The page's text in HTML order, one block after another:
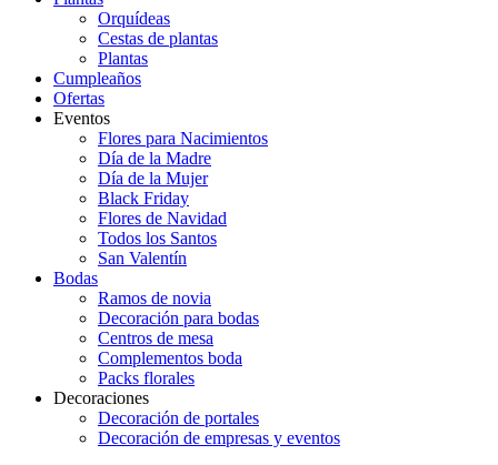
Orquídeas
Cestas de plantas
Plantas
Cumpleaños
Ofertas
Eventos
Flores para Nacimientos
Día de la Madre
Día de la Mujer
Black Friday
Flores de Navidad
Todos los Santos
San Valentín
Bodas
Ramos de novia
Decoración para bodas
Centros de mesa
Complementos boda
Packs florales
Decoraciones
Decoración de portales
Decoración de empresas y eventos